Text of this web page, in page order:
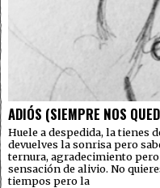
ADIÓS (SIEMPRE NOS
Huele a despedida, la tienes
devuelves la sonrisa pero
ternura, agradecimiento
sensación de alivio. No
tiempos pero la